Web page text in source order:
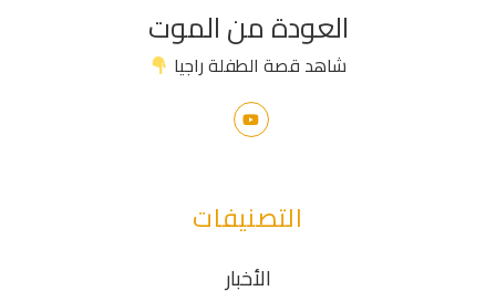
العودة من الموت
شاهد قصة الطفلة راجيا
التصنيفات
الأخبار